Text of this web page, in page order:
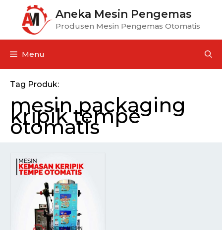
Aneka Mesin Pengemas
Produsen Mesin Pengemas Otomatis
Menu
Tag Produk:
mesin packaging
kripik tempe
otomatis